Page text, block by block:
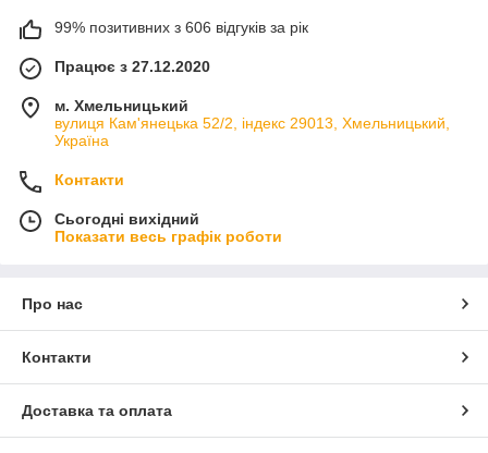
99% позитивних з 606 відгуків за рік
Працює з 27.12.2020
м. Хмельницький
вулиця Кам'янецька 52/2, індекс 29013, Хмельницький,
Україна
Контакти
Сьогодні вихідний
Показати весь графік роботи
Про нас
Контакти
Доставка та оплата